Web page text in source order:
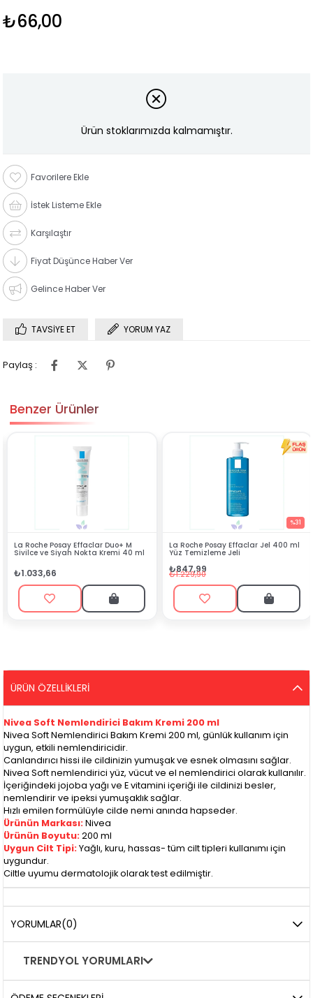
₺66,00
Ürün stoklarımızda kalmamıştır.
Favorilere Ekle
İstek Listeme Ekle
Karşılaştır
Fiyat Düşünce Haber Ver
Gelince Haber Ver
TAVSIYE ET YORUM YAZ
Paylaş :
Benzer Ürünler
ml
La Roche Posay Effaclar Jel 400 ml
Yüz Temizleme Jeli
₺847,99
₺1.229,90
Nivea Kiraz Dudak Bakım
gr
₺99,99
₺359,95
ÜRÜN ÖZELLIKLERI
Nivea Soft Nemlendirici Bakım Kremi 200 ml
Nivea Soft Nemlendirici Bakım Kremi 200 ml, günlük kullanım için
uygun, etkili nemlendiricidir.
Canlandırıcı hissi ile cildinizin yumuşak ve esnek olmasını sağlar.
Nivea Soft nemlendirici yüz, vücut ve el nemlendirici olarak kullanılır.
İçeriğindeki jojoba yağı ve E vitamini içeriği ile cildinizi besler,
nemlendirir ve ipeksi yumuşaklık sağlar.
Hızlı emilen formülüyle cilde nemi anında hapseder.
Ürünün Markası: Nivea
Ürünün Boyutu: 200 ml
Uygun Cilt Tipi:Yağlı, kuru, hassas- tüm cilt tipleri kullanımı için
uygundur.
Ciltle uyumu dermatolojik olarak test edilmiştir.
YORUMLAR(0)
TRENDYOL YORUMLARI